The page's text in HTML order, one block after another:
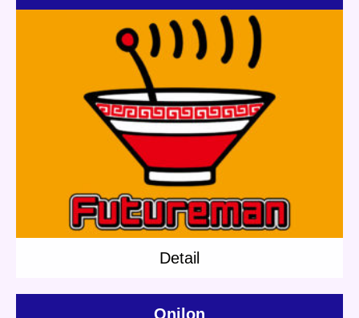
Update:2018.07.21
Category:Others Short story
Detail
Detail
Onilon